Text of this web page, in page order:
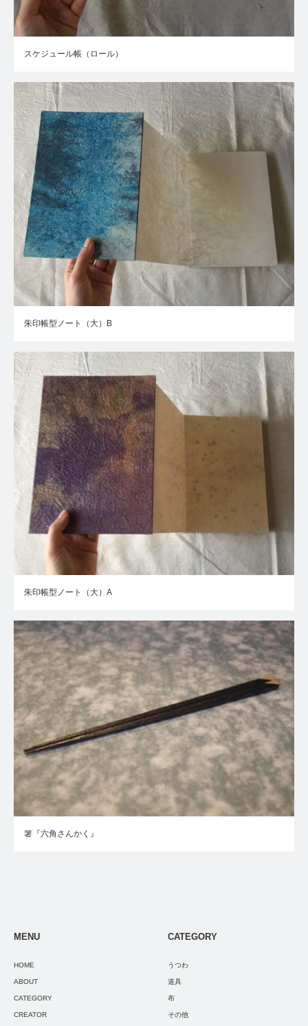
スケジュール帳（ロール）
朱印帳型ノート（大）B
朱印帳型ノート（大）A
箸『六角さんかく』
MENU
HOME
ABOUT
CATEGORY
CREATOR
CATEGORY
うつわ
道具
布
その他